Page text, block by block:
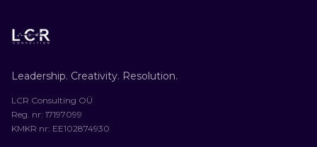
Leadership. Creativity. Resolution.
LCR Consulting OÜ
Reg. nr: 17197099
KMKR nr: EE102874930